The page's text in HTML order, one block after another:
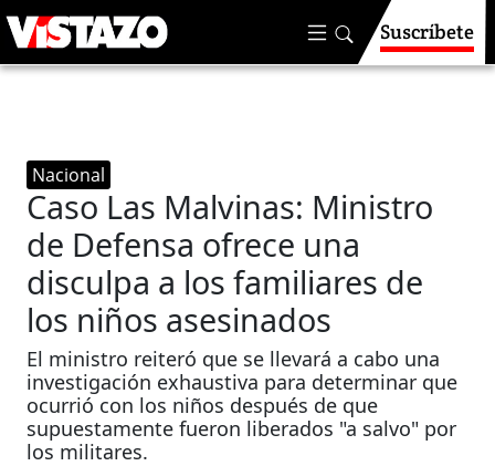
Suscríbete
Nacional
Caso Las Malvinas: Ministro
de Defensa ofrece una
disculpa a los familiares de
los niños asesinados
El ministro reiteró que se llevará a cabo una
investigación exhaustiva para determinar que
ocurrió con los niños después de que
supuestamente fueron liberados "a salvo" por
los militares.